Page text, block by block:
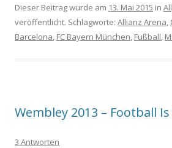
Dieser Beitrag wurde am 13. Mai 2015 in
veröffentlicht. Schlagworte: Allianz Arena,
Barcelona, FC Bayern München, Fußball,
Wembley 2013 – Football
3 Antworten